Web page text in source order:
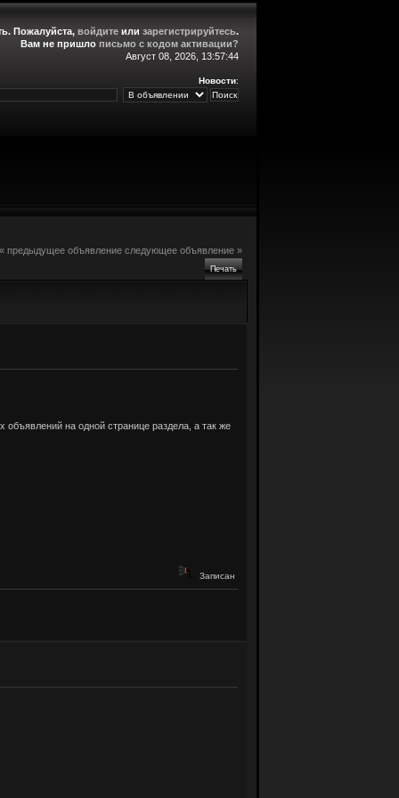
. Пожалуйста, войдите или зарегистрируйтесь.
Вам не пришло письмо с кодом активации?
Август 08, 2026, 13:57:44
Новости:
« предыдущее объявление следующее объявление »
Печать
на одной странице раздела, а так же
Записан